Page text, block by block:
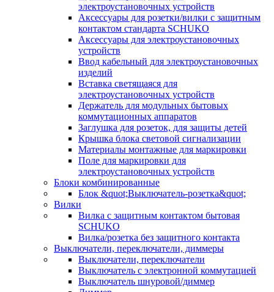
электроустановочных устройств
Аксессуары для розетки/вилки с защитным
контактом стандарта SCHUKO
Аксессуары для электроустановочных
устройств
Ввод кабельный для электроустановочных
изделий
Вставка светящаяся для
электроустановочных устройств
Держатель для модульных бытовых
коммутационных аппаратов
Заглушка для розеток, для защиты детей
Крышка блока световой сигнализации
Материалы монтажные для маркировки
Поле для маркировки для
электроустановочных устройств
Блоки комбинированные
Блок &quot;Выключатель-розетка&quot;
Вилки
Вилка с защитным контактом бытовая
SCHUKO
Вилка/розетка без защитного контакта
Выключатели, переключатели, диммеры
Выключатели, переключатели
Выключатель с электронной коммутацией
Выключатель шнуровой/диммер